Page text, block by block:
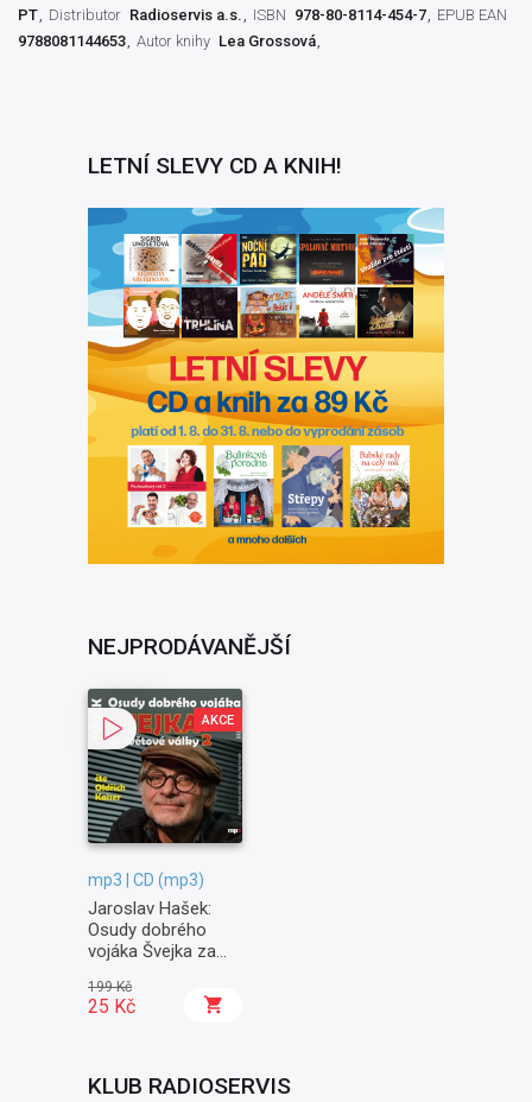
PT
Distributor Radioservis a.s. ISBN 978-80-8114-454-7
EPUB EAN
9788081144653 Autor knihy Lea Grossová
LETNÍ SLEVY CD A KNIH!
NEJPRODÁVANĚJŠÍ
AKCE
mp3 | CD (mp3)
Jaroslav Hašek:
Osudy dobrého
vojáka Švejka za
Na frontě
199 Kč
25 Kč
KLUB RADIOSERVIS